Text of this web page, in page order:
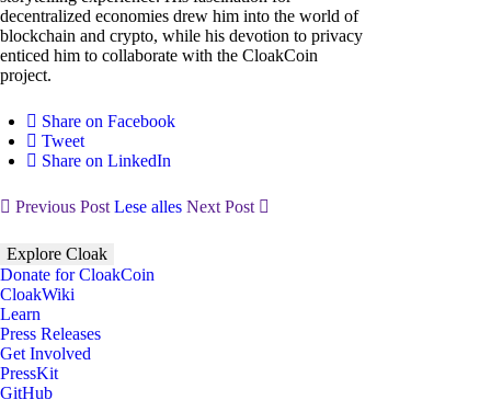
decentralized economies drew him into the world of
blockchain and crypto, while his devotion to privacy
enticed him to collaborate with the CloakCoin
project.
Share on Facebook
Tweet
Share on LinkedIn
Previous Post Lese alles Next Post
Explore Cloak
Donate for CloakCoin
CloakWiki
Learn
Press Releases
Get Involved
PressKit
GitHub